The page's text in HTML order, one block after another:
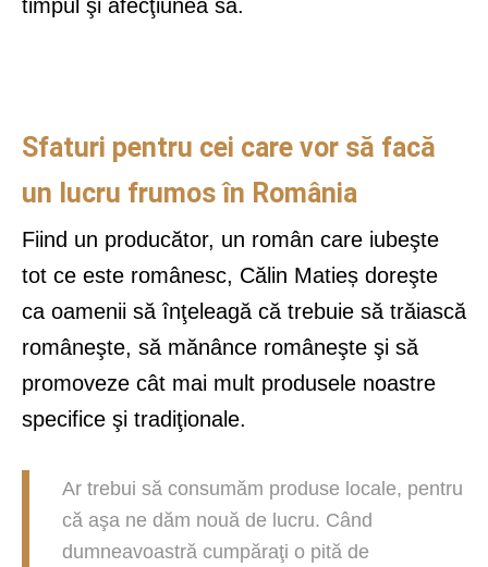
timpul şi afecţiunea sa.
Sfaturi pentru cei care vor să facă
un lucru frumos în România
Fiind un producător, un român care iubeşte
tot ce este românesc, Călin Matieș doreşte
ca oamenii să înţeleagă că trebuie să trăiască
româneşte, să mănânce româneşte şi să
promoveze cât mai mult produsele noastre
specifice şi tradiţionale.
Ar trebui să consumăm produse locale, pentru
că aşa ne dăm nouă de lucru. Când
dumneavoastră cumpăraţi o pită de